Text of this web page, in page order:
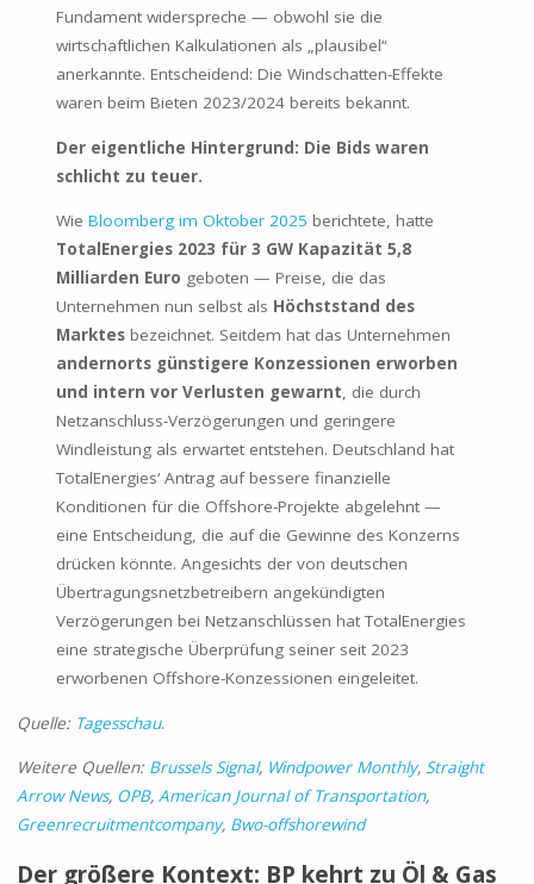
Fundament widerspreche — obwohl sie die
wirtschaftlichen Kalkulationen als „plausibel“
anerkannte. Entscheidend: Die Windschatten-Effekte
waren beim Bieten 2023/2024 bereits bekannt.
Der eigentliche Hintergrund: Die Bids waren
schlicht zu teuer.
WieBloomberg im Oktober 2025 berichtete, hatte
TotalEnergies 2023 für 3 GW Kapazität 5,8
Milliarden Euro geboten — Preise, die das
Unternehmen nun selbst als Höchststand des
Marktes bezeichnet. Seitdem hat das Unternehmen
andernorts günstigere Konzessionen erworben
und intern vor Verlusten gewarnt, die durch
Netzanschluss-Verzögerungen und geringere
Windleistung als erwartet entstehen. Deutschland hat
TotalEnergies‘ Antrag auf bessere finanzielle
Konditionen für die Offshore-Projekte abgelehnt —
eine Entscheidung, die auf die Gewinne des Konzerns
drücken könnte. Angesichts der von deutschen
Übertragungsnetzbetreibern angekündigten
Verzögerungen bei Netzanschlüssen hat TotalEnergies
eine strategische Überprüfung seiner seit 2023
erworbenen Offshore-Konzessionen eingeleitet.
Quelle: Tagesschau.
Weitere Quellen: Brussels Signal, Windpower Monthly, Straight
Arrow News, OPB, American Journal of Transportation,
Greenrecruitmentcompany, Bwo-offshorewind
Der größere Kontext: BP kehrt zu Öl & Gas